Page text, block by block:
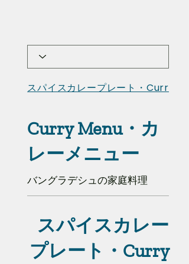
Curry Menu・カ
レーメニュー
バングラデシュの家庭料理
スパイスカレー
プレート・Curry
スパイスカレープレート・Curry P...